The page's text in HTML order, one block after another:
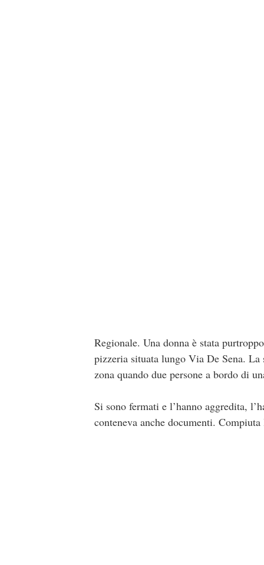
Regionale. Una donna è stata
pizzeria situata lungo Via De Sena.
zona quando due persone a bordo di
Si sono fermati e l’hanno aggredita,
conteneva anche documenti.